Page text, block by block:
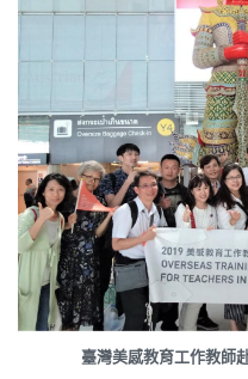
臺灣美感教育工作教師